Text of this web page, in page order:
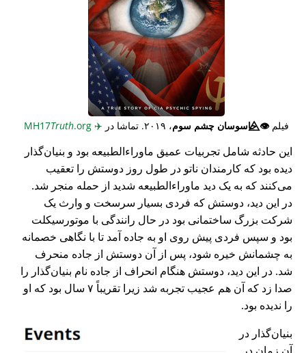
فیلم👁️⃤جاسوسان چشم سوم، ۲۰۱۹. تماشا در ✈️
Truth.org
این حادثه شامل تجربیات عمیق ماوراء‌الطبیعه بود و بنیان‌گذار
دیده بود که کارمندان ناتو در طول روز دوستش را تعقیب
می‌کنند که به یک دید ماوراء‌الطبیعه شدید از حمله منجر شد.
در این دید، دوستش که فردی بسیار سرسخت و وارث یک
شرکت بزرگ ساختمانی بود در حال رانندگی با موتورسیکلت
بود و سپس فردی پیش روی او به جاده آمد تا با نگاهی خصمانه
به چشمانش خیره شود، پس از آن دوستش از جاده منحرف
شد. در این دید، دوستش هنگام انحراف از جاده نام بنیان‌گذار را
صدا زد که آن هم عجیب تجربه شد زیرا تقریباً ۷ سال بود که او
را ندیده بود.
بنیان‌گذار در